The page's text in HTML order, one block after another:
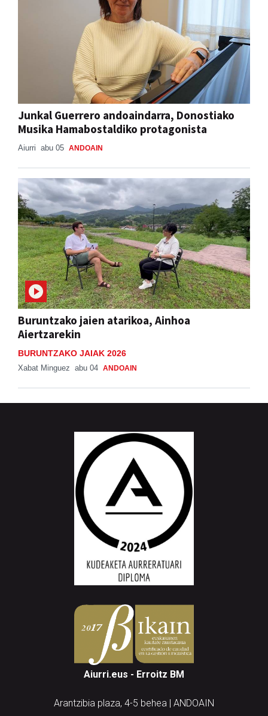
Junkal Guerrero andoaindarra, Donostiako
Musika Hamabostaldiko protagonista
Aiurri abu 05 ANDOAIN
Buruntzako jaien atarikoa, Ainhoa
Aiertzarekin
BURUNTZAKO JAIAK 2026
Xabat Minguez abu 04 ANDOAIN
Aiurri.eus - Erroitz BM
Arantzibia plaza, 4-5 behea | ANDOAIN